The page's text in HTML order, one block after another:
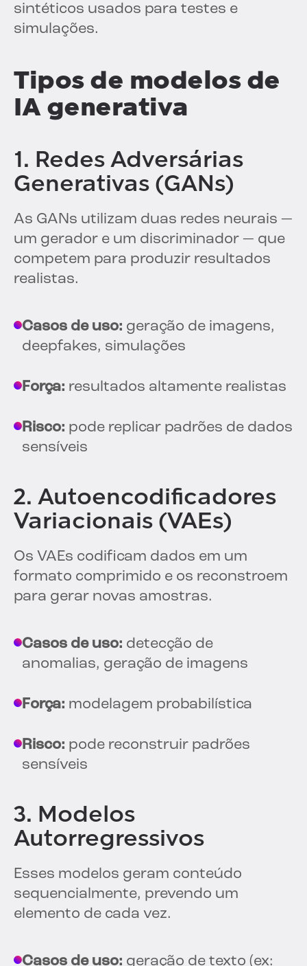
sintéticos usados para testes e
simulações.
Tipos de modelos de
IA generativa
1. Redes Adversárias
Generativas (GANs)
As GANs utilizam duas redes neurais —
um gerador e um discriminador — que
competem para produzir resultados
realistas.
Casos de uso: geração de imagens,
deepfakes, simulações
Força: resultados altamente realistas
Risco: pode replicar padrões de dados
sensíveis
2. Autoencodificadores
Variacionais (VAEs)
Os VAEs codificam dados em um
formato comprimido e os reconstroem
para gerar novas amostras.
Casos de uso: detecção de
anomalias, geração de imagens
Força: modelagem probabilística
Risco: pode reconstruir padrões
sensíveis
3. Modelos
Autorregressivos
Esses modelos geram conteúdo
sequencialmente, prevendo um
elemento de cada vez.
Casos de uso: geração de texto (ex: